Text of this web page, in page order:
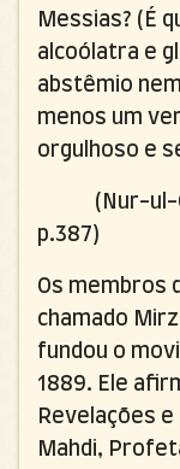
Messias? (É
alcoólatra e
abstêmio
menos um
orgulhoso e
(Nur-ul-
p.387)
Os membros
chamado
fundou o
1889. Ele
Revelações
Mahdi,